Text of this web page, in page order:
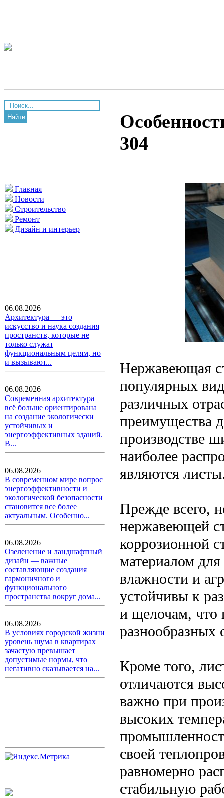
Найти
Главная
Новости
Строительство
Ремонт
Дизайн и интерьер
06.08.2026
Архитектура — это
искусство и наука создания
пространств, которые не
только служат
функциональным целям, но
и вызывают...
06.08.2026
Современная архитектура
всё больше ориентирована
на создание экологически
устойчивых и
энергоэффективных зданий.
В...
06.08.2026
В современном мире вопрос
энергоэффективности и
экологической безопасности
становится все более
актуальным. Особенно...
06.08.2026
Озеленение и ландшафтный
дизайн — важные
составляющие создания
гармоничного и
функционального
пространства вокруг дома...
06.08.2026
В условиях городской жизни
уровень шума в квартирах
зачастую превышает
допустимые нормы, что
негативно сказывается на...
304
Нержавеющая
популярных
различных
преимущества
производстве
наиболее
являются
Прежде всего,
нержавеющей
коррозионной
материалом
влажности и
устойчивы к
и щелочам, что
Кроме того,
отличаются
важно при
высоких
своей
равномерно
стабильную